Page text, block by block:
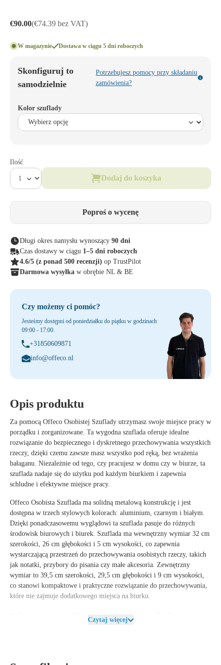
€90.00(€74.39 bez VAT)
W magazynie Dostawa w ciągu 5 dni roboczych
Skonfiguruj to
samodzielnie
Potrzebujesz pomocy przy składaniu
zamówienia?
Kolor szuflady
Ilość
Dodaj do koszyka
Poproś o wycenę
Długi okres namysłu wynoszący 90 dni
Czas dostawy w ciągu 1–5 dni roboczych
4.6/5 (z ponad 500 recenzji) op TrustPilot
Darmowa wysyłka w obrębie NL & BE
Czy możemy ci pomóc?
Jesteśmy dostępni od poniedziałku do piątku w godzinach
09:00 - 17:00.
+31850609871
info@offeco.nl
Opis produktu
Za pomocą Offeco Osobistej Szuflady utrzymasz swoje miejsce pracy w
porządku i zorganizowane. Ta wygodna szuflada oferuje idealne
rozwiązanie do bezpiecznego i dyskretnego przechowywania wszystkich
rzeczy, dzięki czemu zawsze masz wszystko pod ręką, bez wrażenia
bałaganu. Niezależnie od tego, czy pracujesz w domu czy w biurze, ta
szuflada nadaje się do użytku pod każdym biurkiem i zapewnia
schludne i efektywne miejsce pracy.
Offeco Osobista Szuflada ma solidną metalową konstrukcję i jest
dostępna w trzech stylowych kolorach: aluminium, czarnym i białym.
Dzięki ponadczasowemu wyglądowi ta szuflada pasuje do różnych
środowisk biurowych i biurek. Szuflada ma wewnętrzny wymiar 32 cm
szerokości, 26 cm głębokości i 5 cm wysokości, co zapewnia
wystarczającą przestrzeń do przechowywania osobistych rzeczy, takich
jak notatki, przybory do pisania czy małe akcesoria. Zewnętrzny
wymiar to 39,5 cm szerokości, 29,5 cm głębokości i 9 cm wysokości,
co stanowi kompaktowe i praktyczne rozwiązanie do przechowywania,
które nie zajmuje dodatkowego miejsca na biurku.
Właściwości Offeco Osobistej Szuflady
Materiał: Wykonane z wysokiej jakości
Czytaj więcej